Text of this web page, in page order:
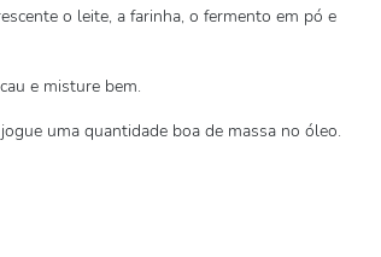
o leite, a farinha, o fermento em pó e
e misture bem.
uma quantidade boa de massa no óleo.